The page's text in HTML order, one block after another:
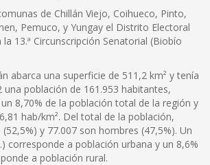
de Chillán Viejo, Coihueco, Pinto,
Pemuco, y Yungay el Distrito Electoral
13.ª Circunscripción Senatorial (Biobío
abarca una superficie de 511,2 km² y tenía
una población de 161.953 habitantes,
8,70% de la población total de la región y
hab/km². Del total de la población,
y 77.007 son hombres (47,5%). Un
corresponde a población urbana y un 8,6%
a población rural.